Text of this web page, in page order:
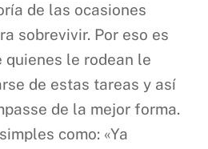
de las ocasiones
sobrevivir. Por eso es
le rodean le
de estas tareas y así
de la mejor forma.
como: «Ya